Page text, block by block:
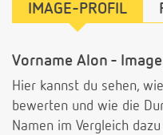
IMAGE-PROFIL
Vorname Alon -
Hier kannst du sehen,
bewerten und wie die
Namen im Vergleich